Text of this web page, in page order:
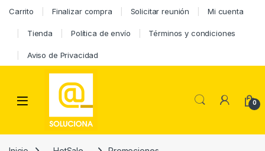
Carrito Finalizar compra Solicitar reunión Mi cuenta
Tienda Política de envío Términos y condiciones
Aviso de Privacidad
0